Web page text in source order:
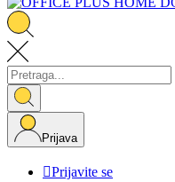
Prijava
Prijavite se